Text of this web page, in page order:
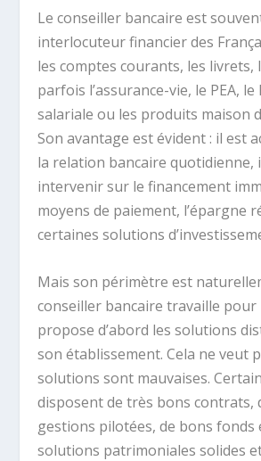
Le conseiller bancaire est
interlocuteur financier des
les comptes courants, les livrets,
parfois l’assurance-vie, le PEA, le
salariale ou les produits maison
Son avantage est évident : il est
la relation bancaire quotidienne,
intervenir sur le financement
moyens de paiement, l’épargne
certaines solutions
Mais son périmètre est
conseiller bancaire travaille pour
propose d’abord les solutions
son établissement. Cela ne veut
solutions sont mauvaises.
disposent de très bons contrats,
gestions pilotées, de bons fonds
solutions patrimoniales solides